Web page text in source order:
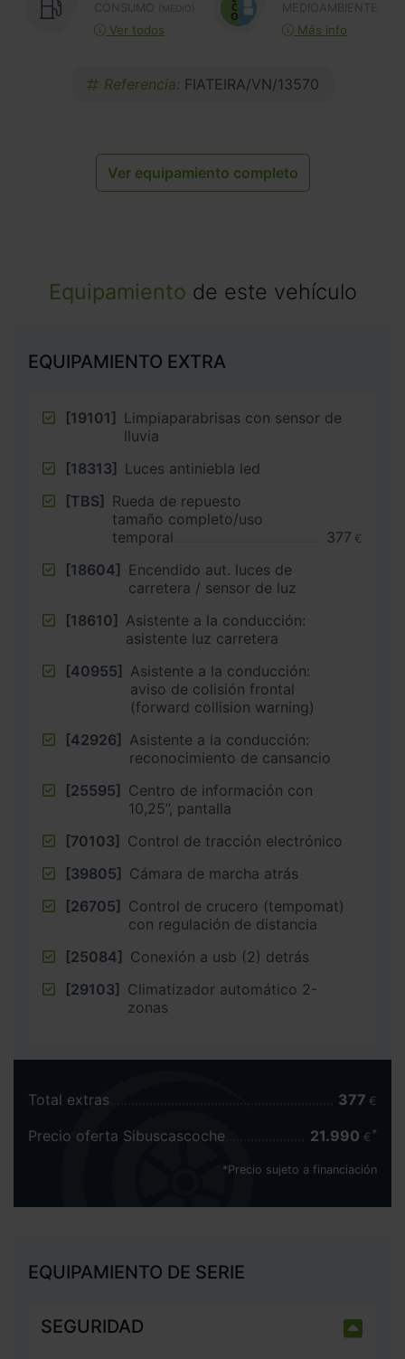
CONSUMO
(MEDIO)
Ver todos
MEDIOAMBIENTE
Más info
Referencia: FIATEIRA/VN/13570
Ver equipamiento completo
Equipamiento de este vehículo
EQUIPAMIENTO EXTRA
[19101] Limpiaparabrisas con sensor de
lluvia
[18313] Luces antiniebla led
[TBS] Rueda de repuesto
tamaño completo/uso
temporal
377 €
[18604] Encendido aut. luces de
carretera / sensor de luz
[18610] Asistente a la conducción:
asistente luz carretera
[40955] Asistente a la conducción:
aviso de colisión frontal
(forward collision warning)
[42926] Asistente a la conducción:
reconocimiento de cansancio
[25595] Centro de información con
10,25”, pantalla
[70103] Control de tracción electrónico
[39805] Cámara de marcha atrás
[26705] Control de crucero (tempomat)
con regulación de distancia
[25084] Conexión a usb (2) detrás
[29103] Climatizador automático 2-
zonas
Total extras 377 €
Precio oferta Sibuscascoche 21.990 €
*Precio sujeto a financiación
EQUIPAMIENTO DE SERIE
SEGURIDAD